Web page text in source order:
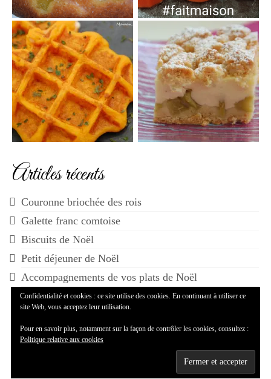
Articles récents
Couronne briochée des rois
Galette franc comtoise
Biscuits de Noël
Petit déjeuner de Noël
Accompagnements de vos plats de Noël
Kadence WP--Mentions légales
Confidentialité et cookies : ce site utilise des cookies. En continuant à utiliser ce
site Web, vous acceptez leur utilisation.
Pour en savoir plus, notamment sur la façon de contrôler les cookies, consultez :
Politique relative aux cookies